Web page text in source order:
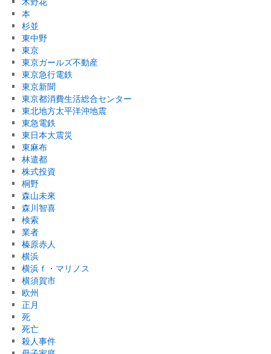
本
杉並
東中野
東京
東京ガールズ不動産
東京急行電鉄
東京新聞
東京都消費生活総合センター
東北地方太平洋沖地震
東急電鉄
東日本大震災
東麻布
林遣都
株式投資
桐野
森山未來
森川智喜
検索
業者
榛原赤人
横浜
横浜ｆ・マリノス
横須賀市
欧州
正月
死
死亡
殺人事件